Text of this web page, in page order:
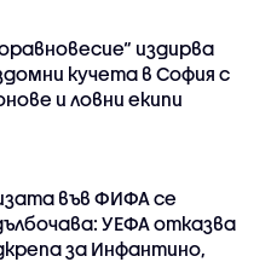
издирва
кучета в София с
и ловни екипи
във ФИФА се
УЕФА отказва
за Инфантино,